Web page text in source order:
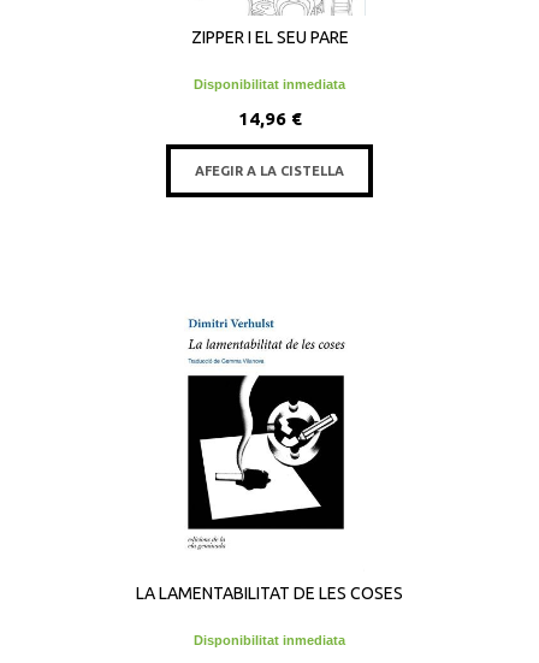
ZIPPER I EL SEU PARE
Disponibilitat inmediata
14,96 €
AFEGIR A LA CISTELLA
LA LAMENTABILITAT DE LES COSES
Disponibilitat inmediata